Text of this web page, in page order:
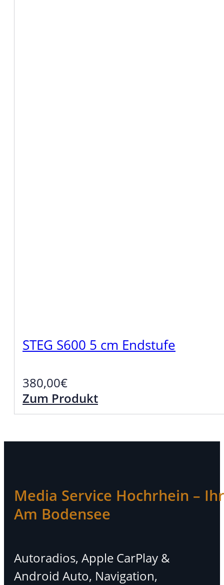
STEG S600 5 cm Endstufe
380,00€
Zum Produkt
Media Service Hochrhein –
Am Bodensee
Autoradios, Apple CarPlay &
Android Auto, Navigation,